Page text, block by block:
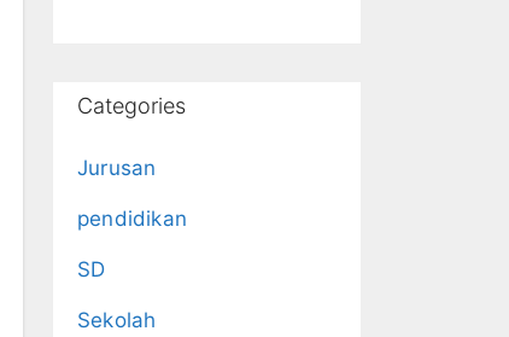
Categories
Jurusan
pendidikan
SD
Sekolah